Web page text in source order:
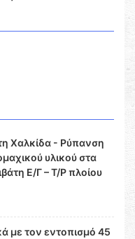
Χαλκίδα - Ρύπανση
υλικού στα
Ε/Γ – Τ/Ρ πλοίου
με τον εντοπισμό 45